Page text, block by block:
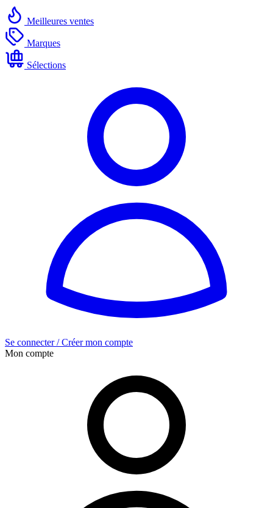
Meilleures ventes
Marques
Sélections
Se connecter / Créer mon compte
Mon compte